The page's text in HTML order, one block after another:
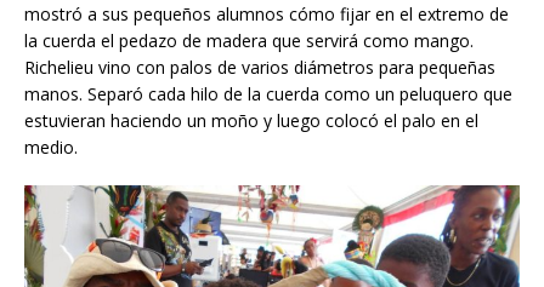
mostró a sus pequeños alumnos cómo fijar en el extremo de
la cuerda el pedazo de madera que servirá como mango.
Richelieu vino con palos de varios diámetros para pequeñas
manos. Separó cada hilo de la cuerda como un peluquero que
estuvieran haciendo un moño y luego colocó el palo en el
medio.